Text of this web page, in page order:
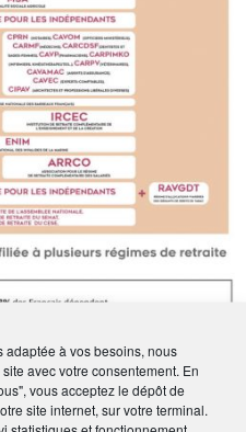
adaptée à vos besoins, nous
avec votre consentement. En
vous acceptez le dépôt de
site internet, sur votre terminal.
statistiques et fonctionnement